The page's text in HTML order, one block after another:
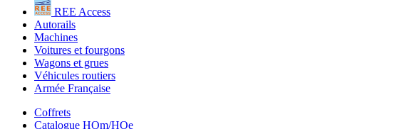
REE Access
Autorails
Machines
Voitures et fourgons
Wagons et grues
Véhicules routiers
Armée Française
Coffrets
Catalogue HOm/HOe